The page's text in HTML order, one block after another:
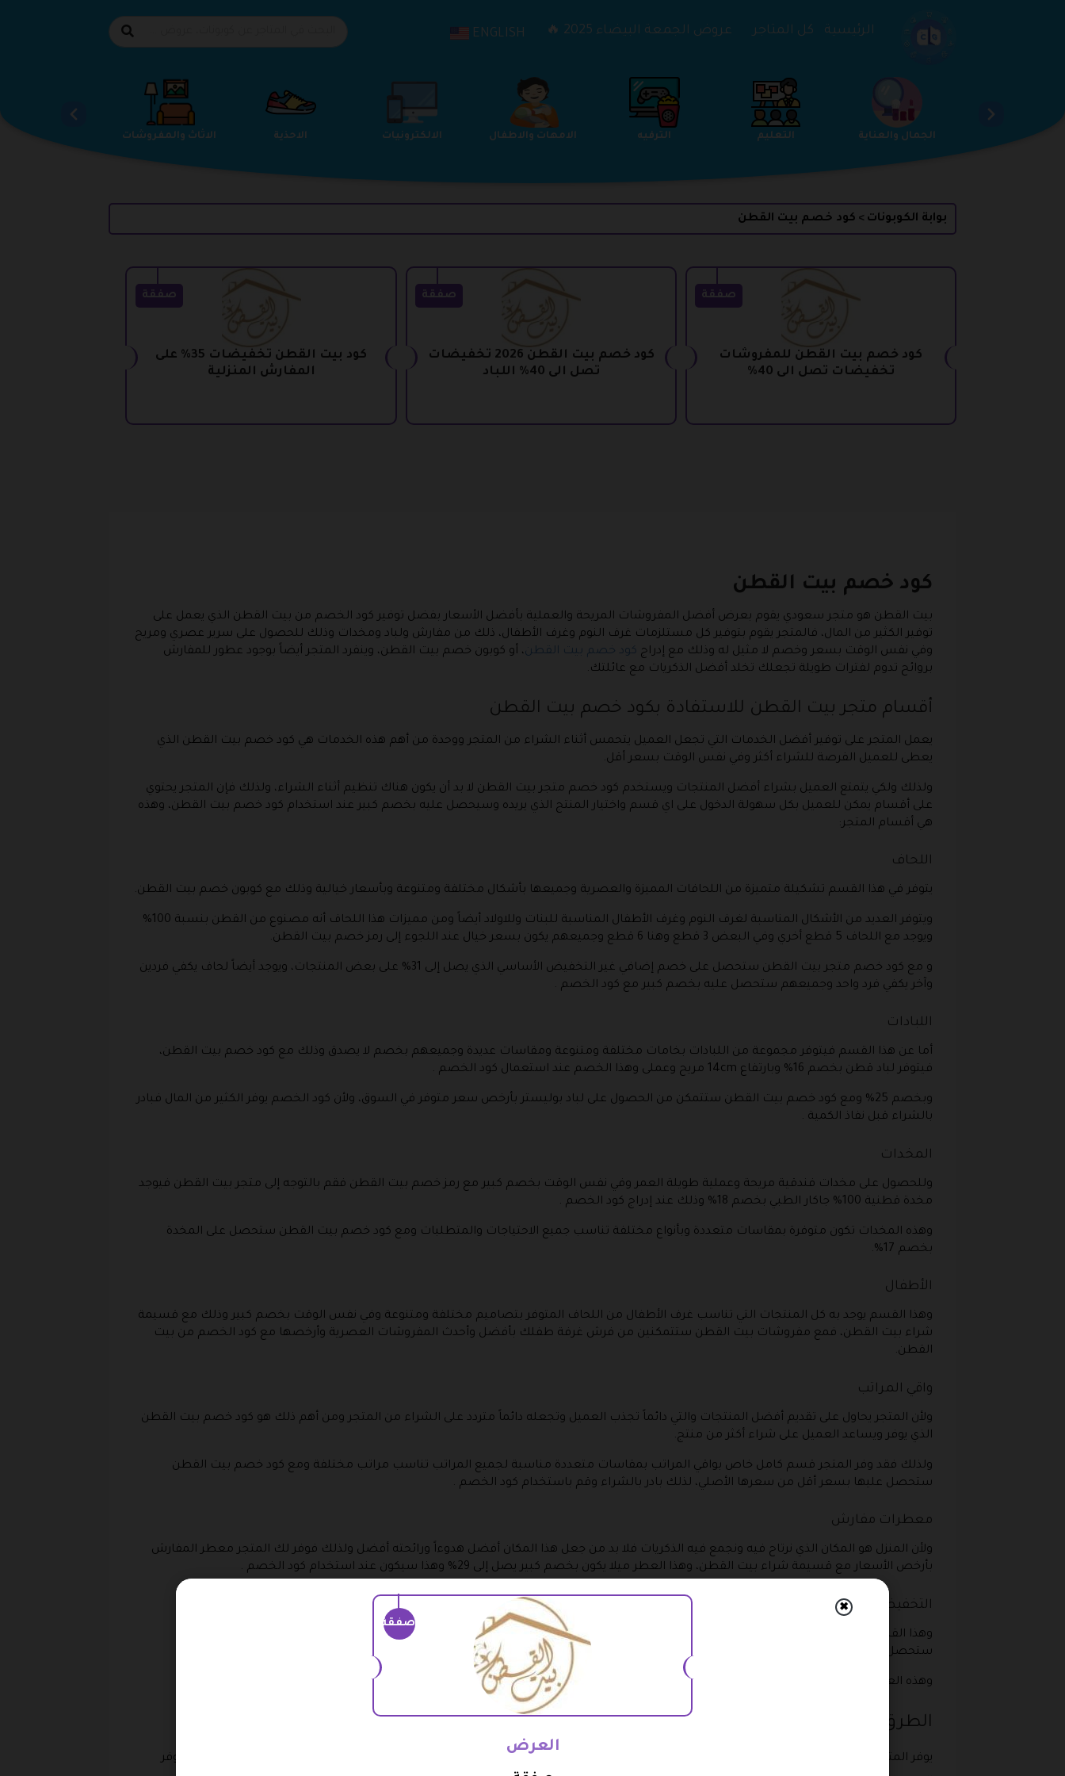
الرئيسية كل المتاجر عروض الجمعة البيضاء 2025 🔥 ENGLISH
استضافة المواقع الاثاث والمفروشات الاحذية الالكترونيات الامهات والاطفال الترفيه التعليم الجمال والعناية الخدمات
بوابة الكوبونات > كود خصم بيت القطن
صفقة
كود خصم بيت القطن للمفروشات
تخفيضات تصل الى 40%
صفقة
كود خصم بيت القطن 2026 تخفيضات
تصل الى 40% اللباد
صفقة
كود بيت القطن تخفيضات 35% على
المفارش المنزلية
كود خصم بيت القطن
بيت القطن هو متجر سعودي يقوم بعرض أفضل المفروشات المريحة والعملية بأفضل الأسعار بفضل توفير كود الخصم من بيت القطن الذي يعمل على
توفير الكثير من المال، فالمتجر يقوم بتوفير كل مستلزمات غرف النوم وغرف الأطفال، ذلك من مفارش ولباد ومخدات وذلك للحصول على سرير عصري ومريح
وفي نفس الوقت بسعر وخصم لا مثيل له وذلك مع إدراج كود خصم بيت القطن، أو كوبون خصم بيت القطن، وينفرد المتجر أيضاً بوجود عطور للمفارش
بروائح تدوم لفترات طويلة تجعلك تخلد أفضل الذكريات مع عائلتك.
أقسام متجر بيت القطن للاستفادة بكود خصم بيت القطن
يعمل المتجر على توفير أفضل الخدمات التي تجعل العميل يتحمس أثناء الشراء من المتجر ووحدة من أهم هذه الخدمات هي كود خصم بيت القطن الذي
يعطى للعميل الفرصة للشراء أكثر وفي نفس الوقت بسعر أقل.
ولذلك ولكي يتمتع العميل بشراء أفضل المنتجات ويستخدم كود خصم متجر بيت القطن لا بد أن يكون هناك تنظيم أثناء الشراء، ولذلك فإن المتجر يحتوي
على أقسام يمكن للعميل بكل سهولة الدخول على اي قسم واختيار المنتج الذي يريده وسيحصل عليه بخصم كبير عند استخدام كود خصم بيت القطن، وهذه
هي أقسام المتجر:
اللحاف
يتوفر في هذا القسم تشكيلة متميزة من اللحافات المميزة والعصرية وجميعها بأشكال مختلفة ومتنوعة وبأسعار خيالية وذلك مع كوبون خصم بيت القطن.
ويتوفر العديد من الأشكال المناسبة لغرف النوم وغرف الأطفال المناسبة للبنات وللاولاد أيضاً ومن مميزات هذا اللحاف أنه مصنوع من القطن بنسبة 100%
ويوجد مع اللحاف 5 قطع أخري وفي البعض 3 قطع وهنا 6 قطع وجميعهم يكون بسعر خيال عند اللجوء إلى رمز خصم بيت القطن.
و مع كود خصم متجر بيت القطن ستحصل على خصم إضافي غير التخفيض الأساسي الذي يصل إلى 31% على بعض المنتجات، ويوجد أيضاً لحاف يكفي فردين
وآخر يكفي فرد واحد وجميعهم ستحصل عليه بخصم كبير مع كود الخصم .
اللبادات
أما عن هذا القسم فيتوفر مجموعة من اللبادات بخامات مختلفة ومتنوعة ومقاسات عديدة وجميعهم بخصم لا يصدق وذلك مع كود خصم بيت القطن،
فيتوفر لباد قطن بخصم 16% وبارتفاع 14cm مريح وعملى وهذا الخصم عند استعمال كود الخصم .
وبخصم 25% ومع كود خصم بيت القطن ستتمكن من الحصول على لباد بوليستر بأرخص سعر متوفر في السوق، ولأن كود الخصم يوفر الكثير من المال فبادر
بالشراء قبل نفاذ الكمية .
المخدات
وللحصول على مخدات فندقية مريحة وعملية طويلة العمر وفي نفس الوقت بخصم كبير مع رمز خصم بيت القطن فقم بالتوجه إلى متجر بيت القطن فيوجد
مخدة قطنية 100% جاكار الطبي بخصم 18% وذلك عند إدراج كود الخصم .
وهذه المخدات تكون متوفرة بمقاسات متعددة وبأنواع مختلفة تناسب جميع الاحتياجات والمتطلبات ومع كود خصم بيت القطن ستحصل على المخدة
بخصم 17%.
الأطفال
وهذا القسم يوجد به كل المنتجات التي تناسب غرف الأطفال من اللحاف المتوفر بتصاميم مختلفة ومتنوعة وفي نفس الوقت بخصم كبير وذلك مع قسيمة
شراء بيت القطن، فمع مفروشات بيت القطن ستتمكنين من فرش غرفة طفلك بأفضل وأحدث المفروشات العصرية وأرخصها مع كود الخصم من بيت
القطن.
واقي المراتب
ولأن المتجر يحاول على تقديم أفضل المنتجات والتي دائماً تجذب العميل وتجعله دائماً متردد على الشراء من المتجر ومن أهم ذلك هو كود خصم بيت القطن
الذي يوفر ويساعد العميل على شراء أكثر من منتج.
ولذلك فقد وفر المتجر قسم كامل خاص بواقي المراتب بمقاسات متعددة مناسبة لجميع المراتب تناسب مراتب مختلفة ومع كود خصم بيت القطن
ستحصل عليها بسعر أقل من سعرها الأصلي، لذلك بادر بالشراء وقم باستخدام كود الخصم .
معطرات مفارش
ولأن المنزل هو المكان الذي نرتاح فيه ونجمع فيه الذكريات فلا بد من جعل هذا المكان أفضل هدوءاً ورائحته أفضل ولذلك فوفر لك المتجر معطر المفارش
بأرخص الأسعار مع قسيمة شراء بيت القطن، وهذا العطر ميلا يكون بخصم كبير يصل إلى 29% وهذا سيكون عند استخدام كود الخصم .
التخفيضات
وهذا القسم يشتمل على كل المنتجات التي بها خصومات وعروض وتكون من جميع أقسام المتجر والتي بها خصم، ومع استخدام كوبون بيت القطن
ستحصل على خصم إضافي غير الخصم الموجود في الأصل.
وهذه العروض تكون دائمة ولا تختص بوقت معين أو فترة محددة.
الطرق المتاح للدفع
يوفر المتجر العديد من الخدمات التي تسهل على العميل عملية الشراء ومن أهم هذه الخدمات على الإطلاق كود خصم بيت القطن الذي يوفر المال، ووفر
صفقة
✖
العرض